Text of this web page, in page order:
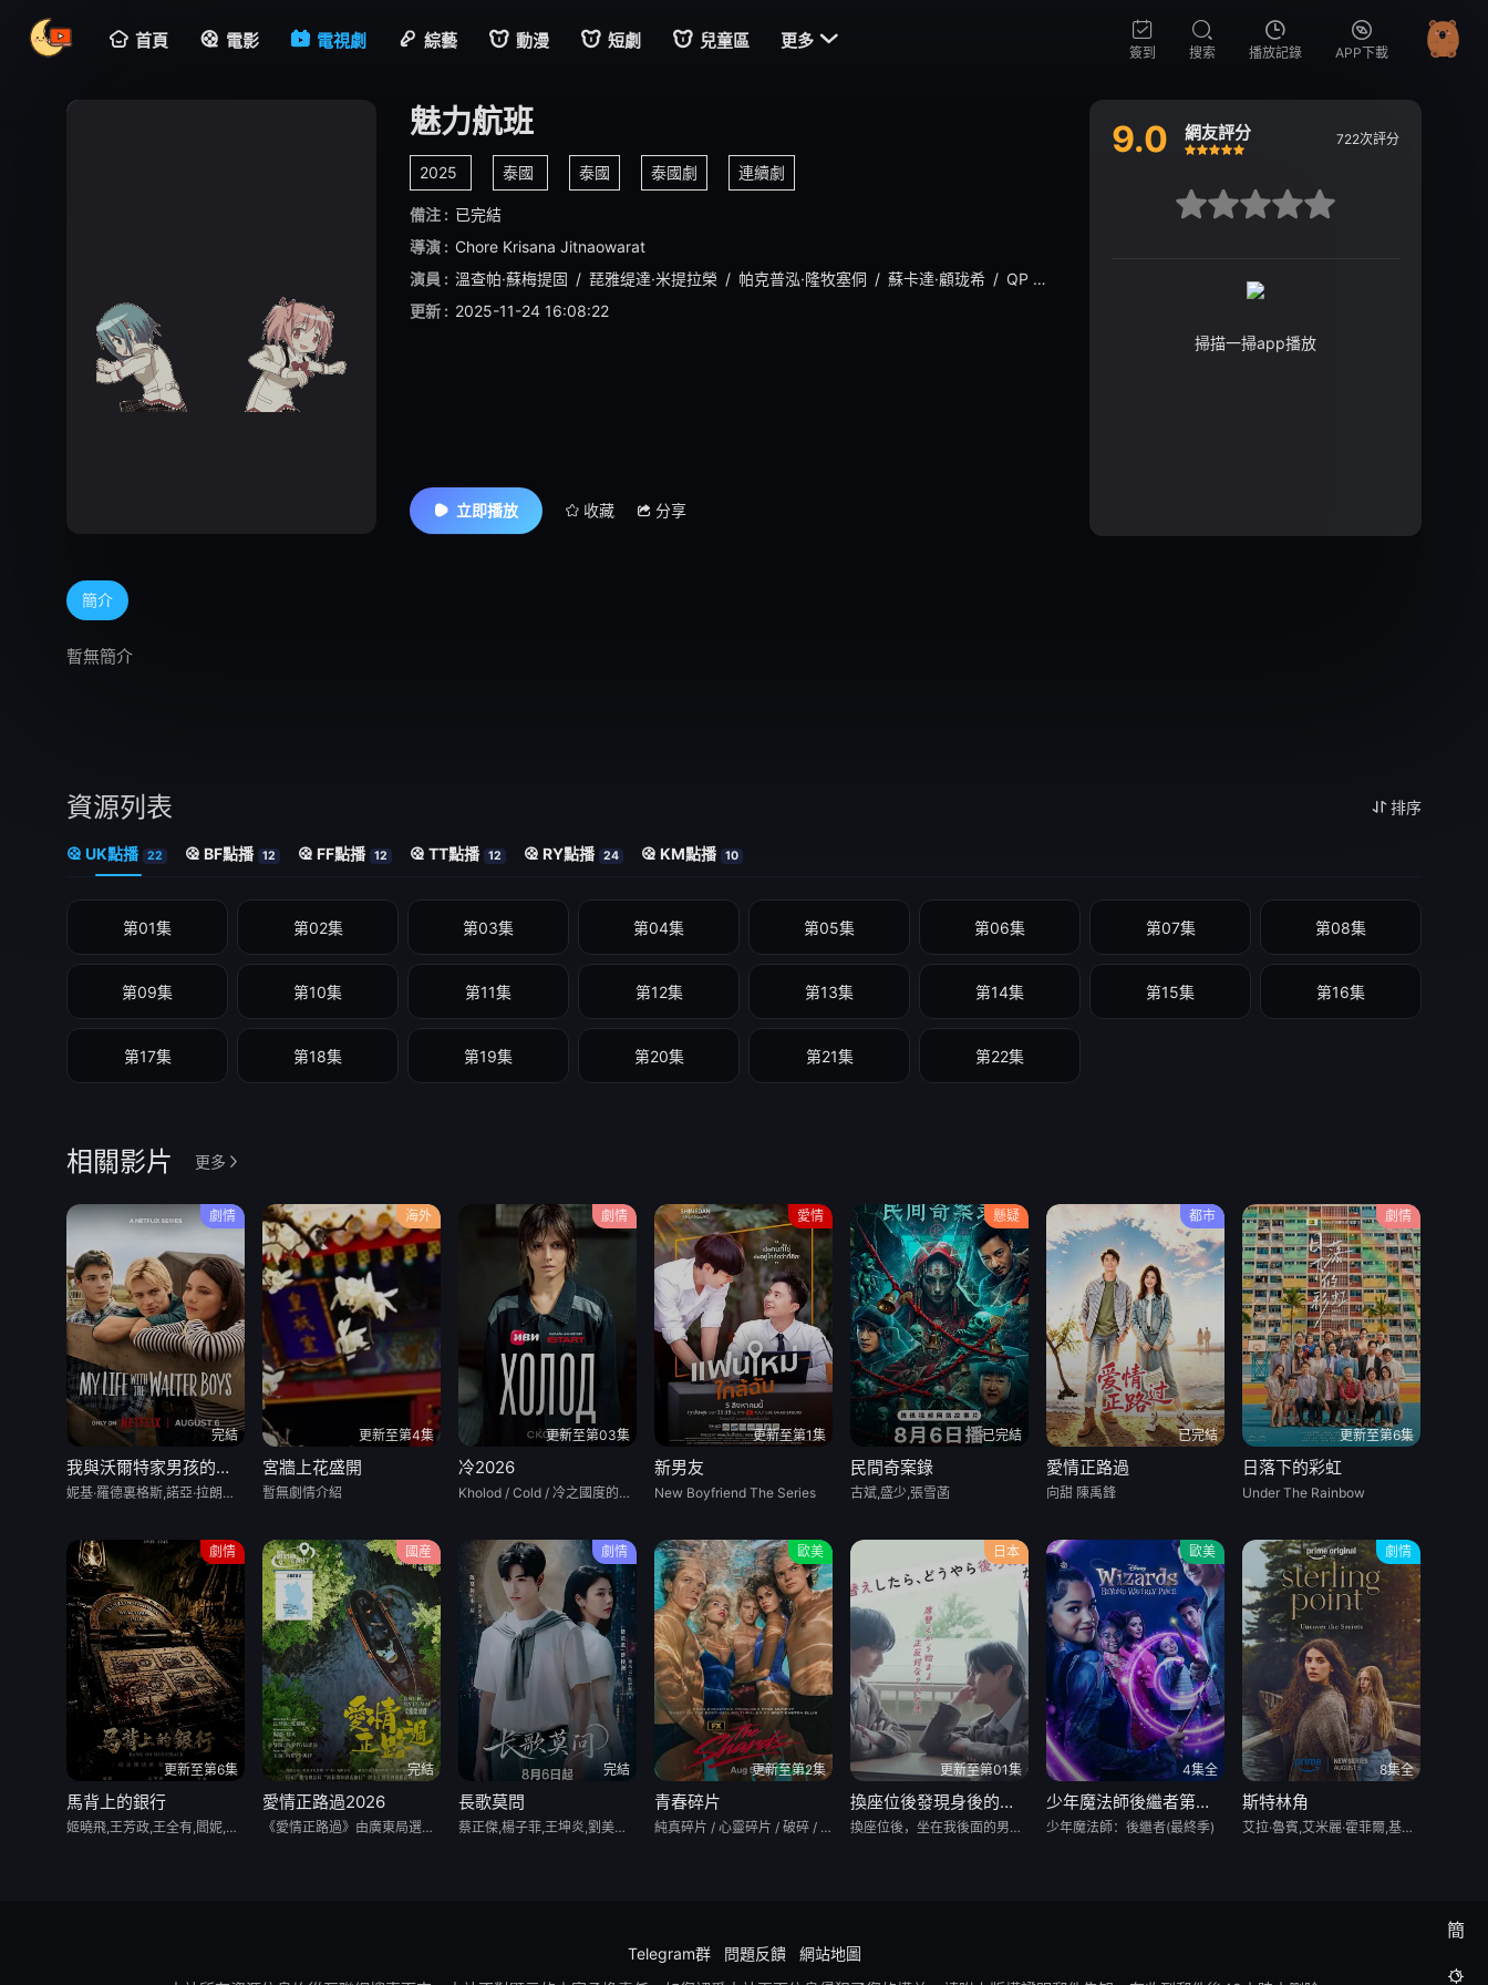
首頁 電影 電視劇 綜藝 動漫 短劇 兒童區 更多 
簽到 搜索 播放記錄 APP下載
魅力航班
2025 泰國 泰國 泰國劇 連續劇
備注 : 已完結
導演 : Chore Krisana Jitnaowarat
演員 : 溫查帕·蘇梅提固 / 琵雅缇達·米提拉榮 / 帕克普泓·隆牧塞侗 / 蘇卡達·顧珑希 / QP Nasiri Tantharat 查缇夏索羅爾·彭皮邦
更新 : 2025-11-24 16:08:22
立即播放 收藏 分享
9.0 網友評分
很差較差還行
推薦
力薦
722次評分
較差還行推薦力薦
掃描一掃app播放
簡介
暫無簡介
資源列表 排序
UK點播 22 BF點播 12 FF點播 12 TT點播 12 RY點播 24 KM點播 10
第01集 第02集 第03集 第04集 第05集 第06集 第07集 第08集
第09集 第10集 第11集 第12集 第13集 第14集 第15集 第16集
第17集 第18集 第19集 第20集 第21集 第22集
相關影片 更多
劇情
完結
我與沃爾特家男孩的生活第三季
妮基·羅德裏格斯,諾亞·拉朗德,阿什比·金特裏,艾薩克·阿雷蘭尼斯,馬克·布魯卡斯,Sally Cacic,柯瑞·福格爾瑪尼斯,Lennix James,艾琳·卡普拉克,約翰尼·林克,米娅·洛韋,傑克·曼利,保羅·麥克吉萊恩,Naveen Paddock,邁爾斯·佩雷斯
海外
更新至第4集
宮牆上花盛開
暫無劇情介紹
劇情
更新至第03集
冷2026
Kholod / Cold / 冷之國度的女基督山伯爵 / 極寒追殺
愛情
更新至第1集
新男友
New Boyfriend The Series
懸疑
已完結
民間奇案錄
古斌,盛少,張雪菡
都市
已完結
愛情正路過
向甜 陳禹鋒
劇情
更新至第6集
日落下的彩虹
Under The Rainbow
劇情
更新至第6集
馬背上的銀行
姬曉飛,王芳政,王全有,閻妮,郭爍傑,杜志國,鄭衛莉,周舟 Zhou Zhou
國産
完結
愛情正路過2026
《愛情正路過》由廣東局選送，嶺南文化傳媒（廣東）有限公司出品，10分鍾*12集，取景地爲雲南昆明滇池、海埂大壩等，講述了兩個性格迥異、生活經曆不同的都市青年男女，在昆明旅行中彼此治愈與成長的愛情故事，
劇情
完結
長歌莫問
蔡正傑,楊子菲,王坤炎,劉美辰,李會長,李子雄,孟西,鮑大志,白凱南,斯外戈
歐美
更新至第2集
青春碎片
純真碎片 / 心靈碎片 / 破碎 / 碎片
日本
更新至第01集
換座位後發現身後的男生好像喜歡我
換座位後，坐在我後面的男生好像喜歡我 / After Moving Seats, The Boy Behind Me Has A Crush On Me / ย้ายที่นั่งทั้งที ไหงผู้ชายที่นั่งข้างหลังมาชอบผมได้ล่ะ
歐美
4集全
少年魔法師後繼者第三季
少年魔法師：後繼者(最終季)
劇情
8集全
斯特林角
艾拉·魯賓,艾米麗·霍菲爾,基恩·魯法洛,Mabel Strachan,博·布拉加森,丹尼爾·奎恩-托伊,雅各布·懷特達克-拉瓦,Nikko Angelo Hinayo,西德哈特·沙瑪,Christopher Omari,凱蒂·道格拉斯,盧克·艾沃雷多,凱特·惠勒,傑弗裏·迪恩·摩根,米西·派勒
簡

Telegram群 問題反饋
網站地圖